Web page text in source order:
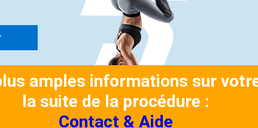
amples informations sur
la suite de la procédure :
Contact & Aide